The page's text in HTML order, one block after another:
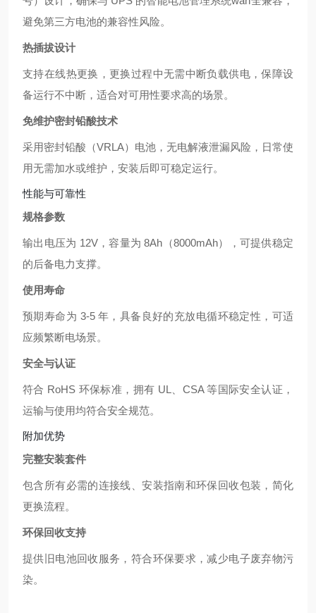
避免第三方电池的兼容性风险。
热插拔设计
支持在线热更换，更换过程中无需中断负载供电，保障设
备运行不中断，适合对可用性要求高的场景。
免维护密封铅酸技术
采用密封铅酸（VRLA）电池，无电解液泄漏风险，日常使
用无需加水或维护，安装后即可稳定运行。
性能与可靠性
规格参数
输出电压为 12V，容量为 8Ah（8000mAh），可提供稳定
的后备电力支撑。
使用寿命
预期寿命为 3-5 年，具备良好的充放电循环稳定性，可适
应频繁断电场景。
安全与认证
符合 RoHS 环保标准，拥有 UL、CSA 等国际安全认证，
运输与使用均符合安全规范。
附加优势
完整安装套件
包含所有必需的连接线、安装指南和环保回收包装，简化
更换流程。
环保回收支持
提供旧电池回收服务，符合环保要求，减少电子废弃物污
染。